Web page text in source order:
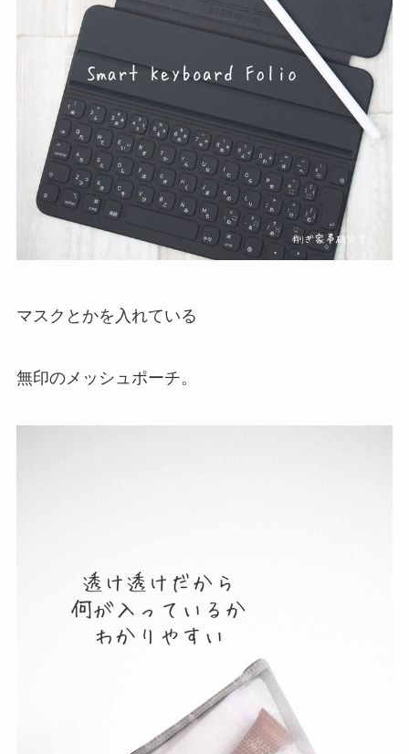
マスクとかを入れている
無印のメッシュポーチ。